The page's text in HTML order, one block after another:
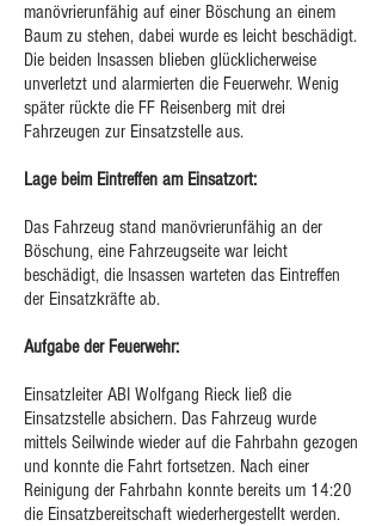
manövrierunfähig auf einer Böschung an einem
Baum zu stehen, dabei wurde es leicht beschädigt.
Die beiden Insassen blieben glücklicherweise
unverletzt und alarmierten die Feuerwehr. Wenig
später rückte die FF Reisenberg mit drei
Fahrzeugen zur Einsatzstelle aus.
Lage beim Eintreffen am Einsatzort:
Das Fahrzeug stand manövrierunfähig an der
Böschung, eine Fahrzeugseite war leicht
beschädigt, die Insassen warteten das Eintreffen
der Einsatzkräfte ab.
Aufgabe der Feuerwehr:
Einsatzleiter ABI Wolfgang Rieck ließ die
Einsatzstelle absichern. Das Fahrzeug wurde
mittels Seilwinde wieder auf die Fahrbahn gezogen
und konnte die Fahrt fortsetzen. Nach einer
Reinigung der Fahrbahn konnte bereits um 14:20
die Einsatzbereitschaft wiederhergestellt werden.